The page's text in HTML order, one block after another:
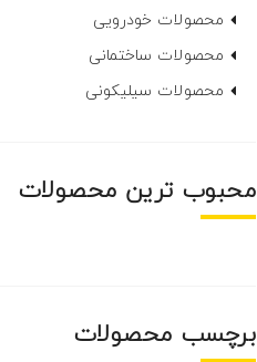
محصولات خودرویی
محصولات ساختمانی
محصولات سیلیکونی
محبوب ترین محصولات
برچسب محصولات